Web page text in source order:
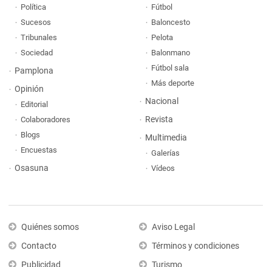
Política
Sucesos
Tribunales
Sociedad
Pamplona
Opinión
Editorial
Colaboradores
Blogs
Encuestas
Osasuna
Fútbol
Baloncesto
Pelota
Balonmano
Fútbol sala
Más deporte
Nacional
Revista
Multimedia
Galerías
Vídeos
Quiénes somos
Contacto
Aviso Legal
Términos y condiciones